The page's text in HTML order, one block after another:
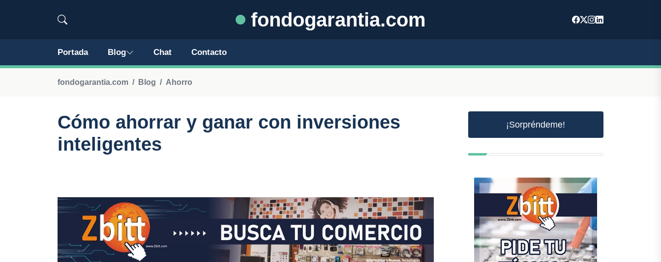
fondogarantia.com
Portada Blog Chat Contacto
fondogarantia.com Blog Ahorro
Cómo ahorrar y ganar con inversiones
inteligentes
¡Sorpréndeme!